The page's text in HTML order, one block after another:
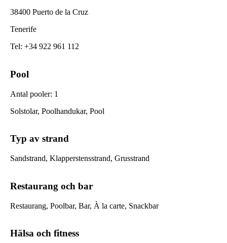
38400 Puerto de la Cruz
Tenerife
Tel: +34 922 961 112
Pool
Antal pooler: 1
Solstolar, Poolhandukar, Pool
Typ av strand
Sandstrand, Klapperstensstrand, Grusstrand
Restaurang och bar
Restaurang, Poolbar, Bar, À la carte, Snackbar
Hälsa och fitness